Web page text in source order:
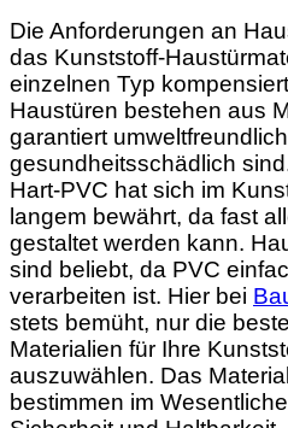
Die Anforderungen an
das Kunststoff-
einzelnen Typ
Haustüren bestehen aus
garantiert
gesundheitsschädlich
Hart-PVC hat sich im
langem bewährt, da fast
gestaltet werden kann.
sind beliebt, da PVC
verarbeiten ist. Hier bei
stets bemüht, nur die
Materialien für Ihre
auszuwählen. Das
bestimmen im